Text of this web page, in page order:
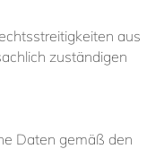
aus
zu­stän­di­gen
Daten gemäß den